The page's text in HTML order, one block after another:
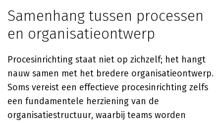
Samenhang tussen processen
en organisatieontwerp
Procesinrichting staat niet op zichzelf; het hangt
nauw samen met het bredere organisatieontwerp.
Soms vereist een effectieve procesinrichting zelfs
een fundamentele herziening van de
organisatiestructuur, waarbij teams worden